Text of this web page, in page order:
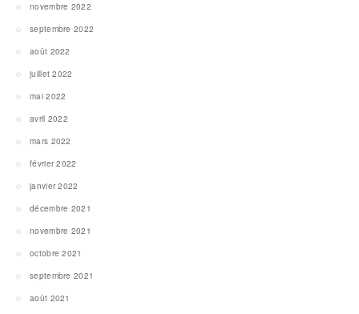
novembre 2022
septembre 2022
août 2022
juillet 2022
mai 2022
avril 2022
mars 2022
février 2022
janvier 2022
décembre 2021
novembre 2021
octobre 2021
septembre 2021
août 2021